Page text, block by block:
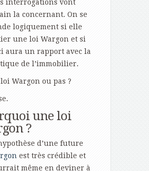
interrogations vont
la concernant. On se
logiquement si elle
une loi Wargon et si
aura un rapport avec la
de l’immobilier.
Wargon ou pas ?
une loi
?
d’une future
est très crédible et
même en deviner à